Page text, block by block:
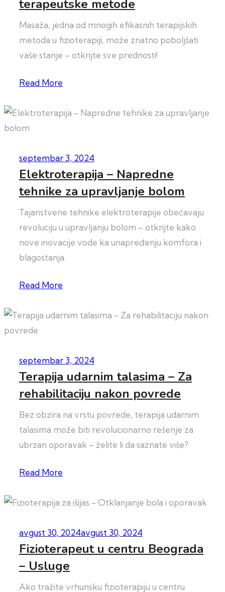
terapeutske metode
Masaža, jedna od mnogih efikasnih terapijskih
metoda u fizioterapiji, može znatno poboljšati
vaše stanje – otkrijte sve prednosti!
Read More
septembar 3, 2024
Elektroterapija – Napredne
tehnike za upravljanje bolom
Tajanstvene tehnike elektroterapije obećavaju
revoluciju u upravljanju bolom – otkrijte kako
nove inovacije vode ka unapređenju komfora i
blagostanja.
Read More
septembar 3, 2024
Terapija udarnim talasima – Za
rehabilitaciju nakon povrede
Bez obzira na vrstu povrede, terapija udarnim
talasima može biti revolucionarno rešenje za
ubrzan oporavak – želite li da saznate više?
Read More
avgust 30, 2024avgust 30, 2024
Fizioterapeut u centru Beograda
– Usluge
Ako tražite vrhunsku fizioterapiju u centru